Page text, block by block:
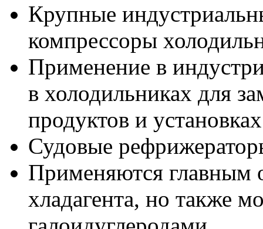
Крупные
компрессоры
Применение в
в холодильниках для
продуктов и
Судовые
Применяются главным
хладагента, но также